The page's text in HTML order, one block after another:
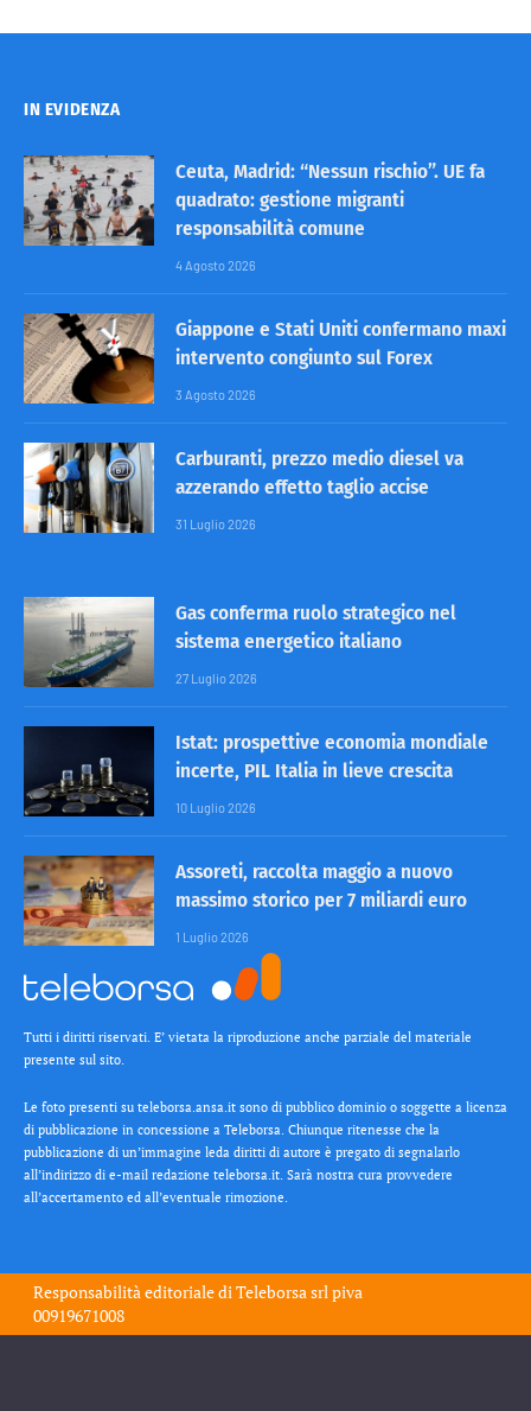
IN EVIDENZA
Ceuta, Madrid: “Nessun rischio”. UE fa
quadrato: gestione migranti
responsabilità comune
4 Agosto 2026
Giappone e Stati Uniti confermano maxi
intervento congiunto sul Forex
3 Agosto 2026
Carburanti, prezzo medio diesel va
azzerando effetto taglio accise
31 Luglio 2026
Gas conferma ruolo strategico nel
sistema energetico italiano
27 Luglio 2026
Istat: prospettive economia mondiale
incerte, PIL Italia in lieve crescita
10 Luglio 2026
Assoreti, raccolta maggio a nuovo
massimo storico per 7 miliardi euro
1 Luglio 2026
Tutti i diritti riservati. E’ vietata la riproduzione anche parziale del materiale
presente sul sito.
Le foto presenti su teleborsa.ansa.it sono di pubblico dominio o soggette a licenza
di pubblicazione in concessione a Teleborsa. Chiunque ritenesse che la
pubblicazione di un’immagine leda diritti di autore è pregato di segnalarlo
all’indirizzo di e-mail redazione teleborsa.it. Sarà nostra cura provvedere
all’accertamento ed all’eventuale rimozione.
Responsabilità editoriale diTeleborsa srlpiva
00919671008